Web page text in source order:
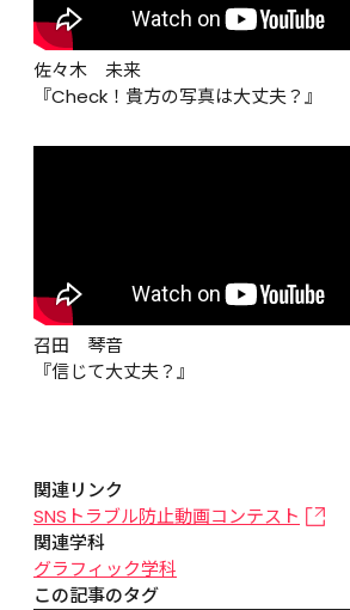
佐々木　未来
『Check！貴方の写真は大丈夫？』
召田　琴音
『信じて大丈夫？』
関連リンク
SNSトラブル防止動画コンテスト
関連学科
グラフィック学科
この記事のタグ